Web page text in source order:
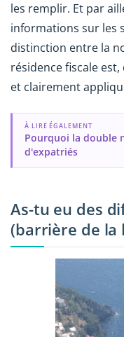
les remplir. Et par
informations sur les
distinction entre la
résidence fiscale
et clairement
À LIRE ÉGALEMENT
Pourquoi la double
d'expatriés
As-tu eu des
(barrière de la